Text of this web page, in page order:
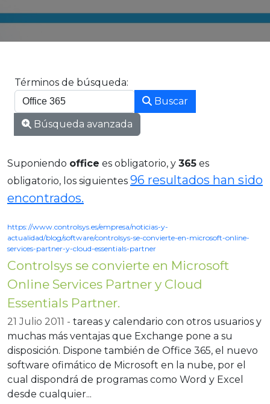
Formulario de búsqueda
Términos de búsqueda:
Type 2 or more characters for results.
Buscar
Búsqueda avanzada
Suponiendo office es obligatorio, y 365 es
obligatorio, los siguientes 96 resultados han sido
encontrados.
Controlsys se convierte en Microsoft
Online Services Partner y Cloud
Essentials Partner.
https://www.controlsys.es/empresa/noticias-y-
actualidad/blog/software/controlsys-se-convierte-en-microsoft-online-
services-partner-y-cloud-essentials-partner
21 Julio 2011
tareas y calendario con otros usuarios y
muchas más ventajas que Exchange pone a su
disposición. Dispone también de Office 365, el nuevo
software ofimático de Microsoft en la nube, por el
cual dispondrá de programas como Word y Excel
desde cualquier...